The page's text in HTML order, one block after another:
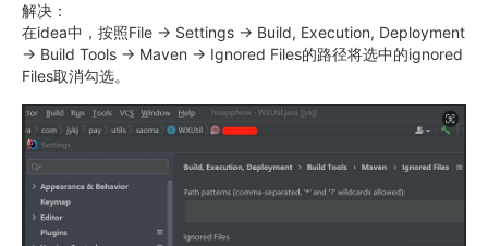
解决：
在idea中，按照File → Settings → Build, Execution, Deployment
→ Build Tools → Maven → Ignored Files的路径将选中的ignored
Files取消勾选。